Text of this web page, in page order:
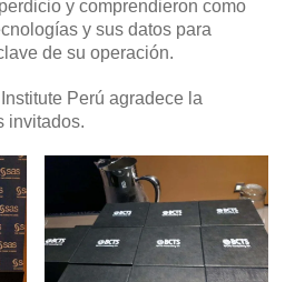
y comprendieron como
y sus datos para
de su operación.
Perú agradece la
invitados.